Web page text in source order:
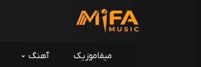
میفاموزیک آهنگ